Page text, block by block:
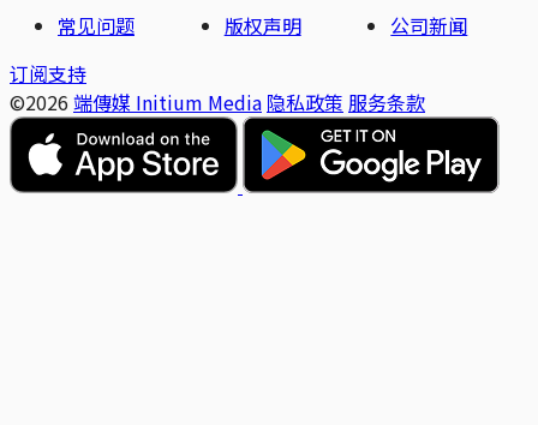
常见问题
版权声明
公司新闻
订阅支持
©2026 端傳媒 Initium Media 隐私政策 服务条款